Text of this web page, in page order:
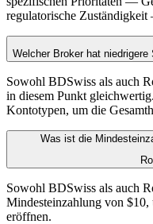
regulatorische
Welcher Broker hat
Sowohl BDSwiss als auch
in diesem Punkt
Kontotypen, um die
Was ist die
Sowohl BDSwiss als auch
Mindesteinzahlung von
eröffnen.